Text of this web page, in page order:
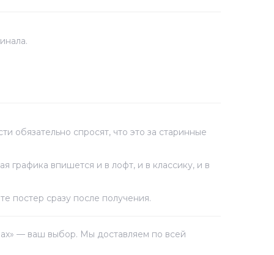
обязательно спросят, что это за старинные
графика впишется и в лофт, и в классику, и в
постер сразу после получения.
— ваш выбор. Мы доставляем по всей